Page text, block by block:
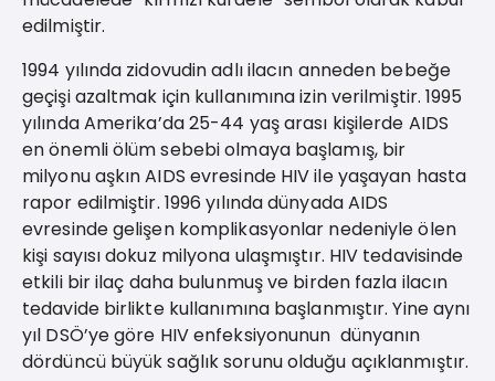
edilmiştir.
1994 yılında zidovudin adlı ilacın anneden bebeğe
geçişi azaltmak için kullanımına izin verilmiştir. 1995
yılında Amerika’da 25-44 yaş arası kişilerde AIDS
en önemli ölüm sebebi olmaya başlamış, bir
milyonu aşkın AIDS evresinde HIV ile yaşayan hasta
rapor edilmiştir. 1996 yılında dünyada AIDS
evresinde gelişen komplikasyonlar nedeniyle ölen
kişi sayısı dokuz milyona ulaşmıştır. HIV tedavisinde
etkili bir ilaç daha bulunmuş ve birden fazla ilacın
tedavide birlikte kullanımına başlanmıştır. Yine aynı
yıl DSÖ’ye göre HIV enfeksiyonunun dünyanın
dördüncü büyük sağlık sorunu olduğu açıklanmıştır.